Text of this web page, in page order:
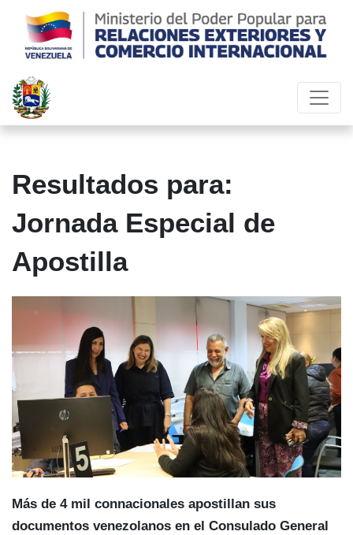
Resultados para:
Jornada Especial de
Apostilla
Más de 4 mil connacionales apostillan sus
documentos venezolanos en el Consulado General